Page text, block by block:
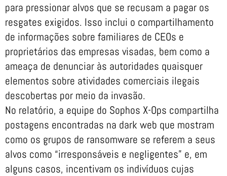
para pressionar alvos que se recusam a pagar os
resgates exigidos. Isso inclui o compartilhamento
de informações sobre familiares de CEOs e
proprietários das empresas visadas, bem como a
ameaça de denunciar às autoridades quaisquer
elementos sobre atividades comerciais ilegais
descobertas por meio da invasão.
No relatório, a equipe do Sophos X-Ops compartilha
postagens encontradas na dark web que mostram
como os grupos de ransomware se referem a seus
alvos como “irresponsáveis e negligentes” e, em
alguns casos, incentivam os indivíduos cujas